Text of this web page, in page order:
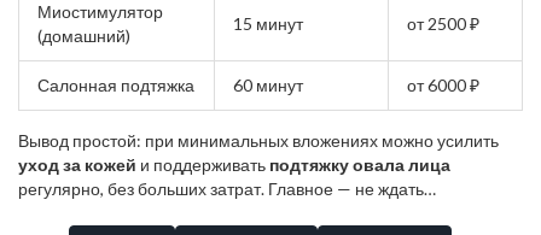
Миостимулятор
(домашний)
15 минут от 2500 ₽
Салонная подтяжка 60 минут от 6000 ₽
Вывод простой: при минимальных вложениях можно усилить
уход за кожей и поддерживать подтяжку овала лица
регулярно, без больших затрат. Главное — не ждать